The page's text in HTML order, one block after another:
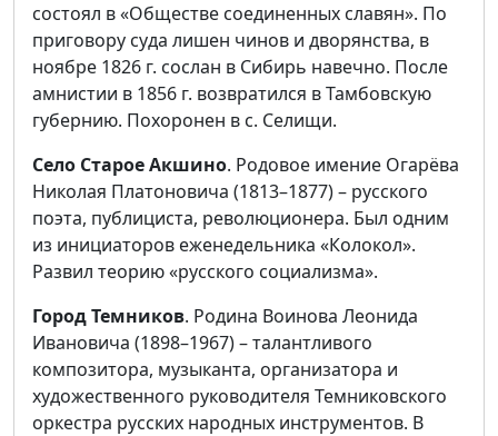
состоял в «Обществе соединенных славян». По
приговору суда лишен чинов и дворянства, в
ноябре 1826 г. сослан в Сибирь навечно. После
амнистии в 1856 г. возвратился в Тамбовскую
губернию. Похоронен в с. Селищи.
Село Старое Акшино. Родовое имение Огарёва
Николая Платоновича (1813–1877) – русского
поэта, публициста, революционера. Был одним
из инициаторов еженедельника «Колокол».
Развил теорию «русского социализма».
Город Темников. Родина Воинова Леонида
Ивановича (1898–1967) – талантливого
композитора, музыканта, организатора и
художественного руководителя Темниковского
оркестра русских народных инструментов. В